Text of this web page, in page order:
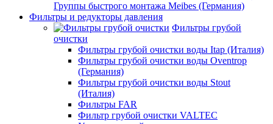
Группы быстрого монтажа Meibes (Германия)
Фильтры и редукторы давления
Фильтры грубой
очистки
Фильтры грубой очистки воды Itap (Италия)
Фильтры грубой очистки воды Oventrop
(Германия)
Фильтры грубой очистки воды Stout
(Италия)
Фильтры FAR
Фильтр грубой очистки VALTEC